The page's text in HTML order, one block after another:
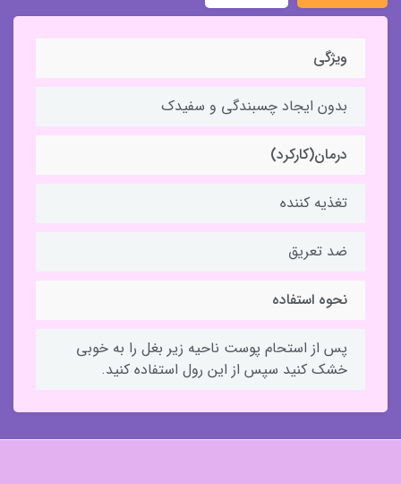
ویژگی
بدون ایجاد چسبندگی و سفیدک
درمان(کارکرد)
تغذیه کننده
ضد تعریق
نحوه استفاده
پس از استحام پوست ناحیه زیر بغل را به خوبی
خشک کنید سپس از این رول استفاده کنید.